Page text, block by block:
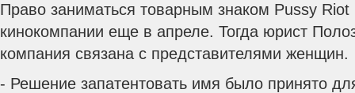
Право заниматься товарным знаком Pussy
кинокомпании еще в апреле. Тогда юрист
компания связана с представителями женщин.
- Решение запатентовать имя было принято